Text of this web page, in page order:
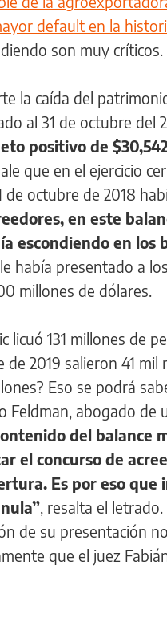
default en la
son muy críticos.
la caída del
al 31 de octubre del
positivo de
que en el ejercicio
de octubre de 2018
en este
escondiendo en los
había presentado a
millones de dólares.
licuó 131 millones de
2019 salieron 41 mil
Eso se podrá
Feldman, abogado
del balance
el concurso de
Es por eso que
, resalta el
de su presentación
que el juez